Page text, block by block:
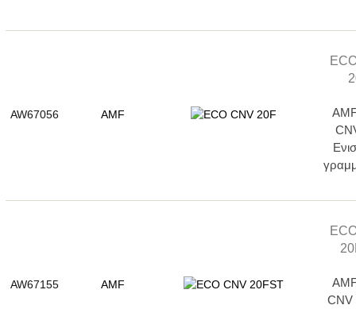
AW67056 AMF
AW67155 AMF
CNV